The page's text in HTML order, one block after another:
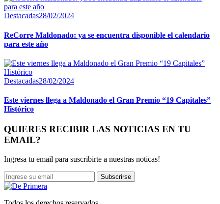
Destacadas28/02/2024
ReCorre Maldonado: ya se encuentra disponible el calendario
para este año
Destacadas28/02/2024
Este viernes llega a Maldonado el Gran Premio “19 Capitales”
Histórico
QUIERES RECIBIR LAS NOTICIAS EN TU
EMAIL?
Ingresa tu email para suscribirte a nuestras noticas!
Subscrirse